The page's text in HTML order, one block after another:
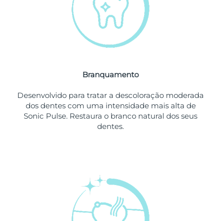
Branquamento
Desenvolvido para tratar a descoloração moderada
dos dentes com uma intensidade mais alta de
Sonic Pulse. Restaura o branco natural dos seus
dentes.
Entrega prevista
Entrega prevista
Entrega prevista
Porto Rico Entrega prevista8/14/26
Entrega prevista
Arábia Saudita Entrega prevista